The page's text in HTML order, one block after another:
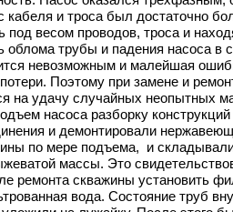
и троса был достаточно
весом проводов, троса и
трубы и падения насоса в
невозможным и малейшая
Поэтому при замене и
на удачу случайных неопытных
насоса разборку конструкций
и демонтировали
по мере подъема, и
массы. Это
ремонта скважины установить
вода. Состояние труб